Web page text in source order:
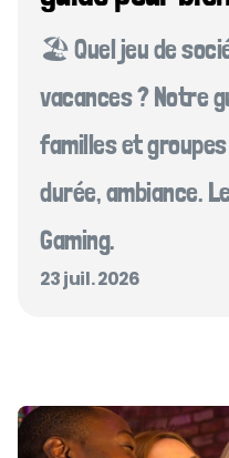
🏖️ Quel jeu de
vacances ? Notre
familles et
durée, ambiance.
Gaming.
23 juil. 2026